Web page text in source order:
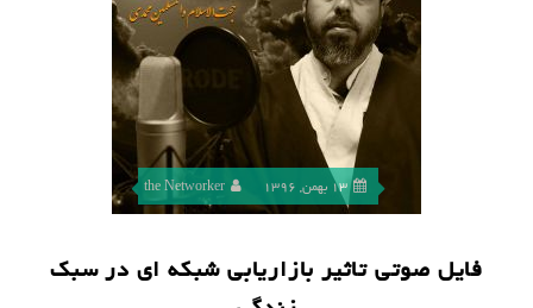
13 بهمن, 1396 the Networker
فایل صوتی تاثیر بازاریابی شبکه ای در سبک